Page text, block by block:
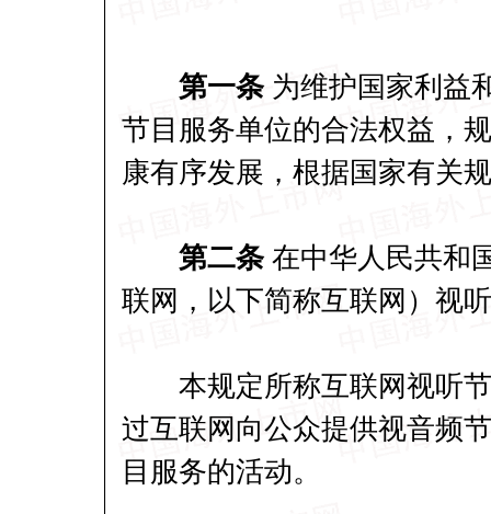
第一条为维护国家利益
节目服务单位的合法权益，
康有序发展，根据国家有关
第二条在中华人民共和
联网，以下简称互联网）视
本规定所称互联网视听节
过互联网向公众提供视音频
目服务的活动。